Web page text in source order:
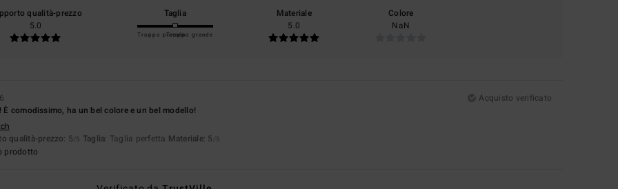
qualità-prezzo
5.0
Taglia
Troppo piccoloTroppo grande
Materiale
5.0
Colore
NaN
Acquisto verificato
comodissimo, ha un bel colore e un bel modello!
qualità-prezzo: 5/5 Taglia: Taglia perfetta Materiale: 5 /5
prodotto